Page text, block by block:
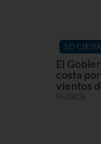
El
costa
vientos
06/08/26